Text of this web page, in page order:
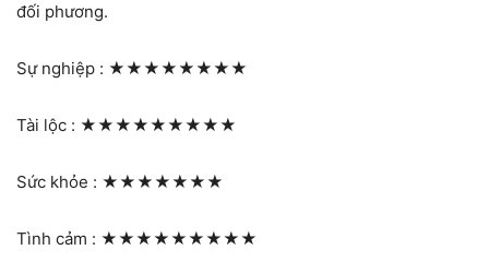
đối phương.
Sự nghiệp : ★★★★★★★★
Tài lộc : ★★★★★★★★★
Sức khỏe : ★★★★★★★
Tình cảm : ★★★★★★★★★